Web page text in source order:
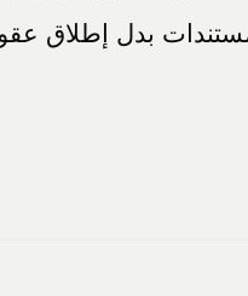
الشرح بالسجلات